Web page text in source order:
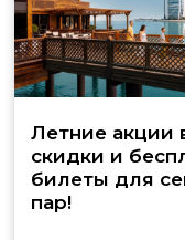
Летние акции
скидки и
билеты для
пар!